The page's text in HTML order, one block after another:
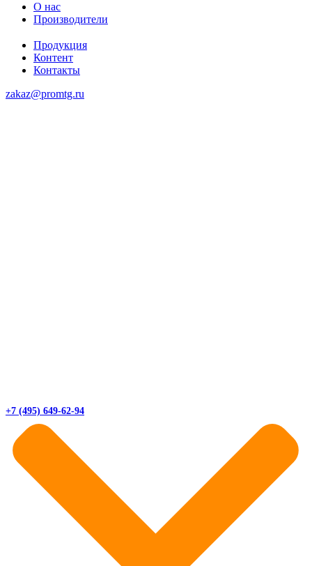
О нас
Производители
Продукция
Контент
Контакты
zakaz@promtg.ru
+7 (495) 649-62-94